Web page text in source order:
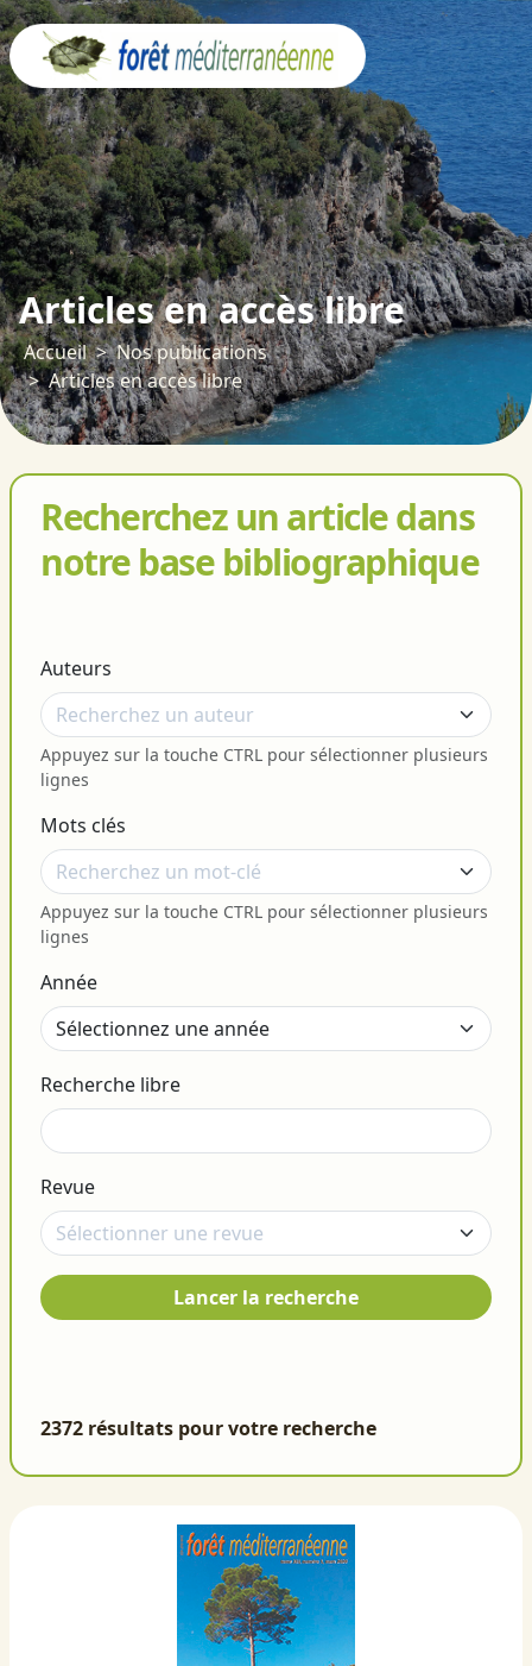
Articles en accès libre
Accueil
Nos publications
Articles en accès libre
Recherchez un article dans
notre base bibliographique
Auteurs
Appuyez sur la touche CTRL pour sélectionner plusieurs
lignes
Mots clés
Appuyez sur la touche CTRL pour sélectionner plusieurs
lignes
Année
Recherche libre
Revue
Lancer la recherche
2372 résultats pour votre recherche
Panneau de gestion des cookies